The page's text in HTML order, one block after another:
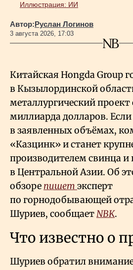
Иллюстрация: ИИ
Автор:Руслан Логинов
3 августа 2026, 17:03
Китайская Hongda Group
в Кызылординской
металлургический
миллиарда долларов.
в заявленных объёмах,
«Казцинк» и станет
производителем свинца и
в Центральной Азии. Об
обзоре пишет эксперт
по горнодобывающей
Шуриев, сообщаетNBK.
Что известно о
Шуриев обратил